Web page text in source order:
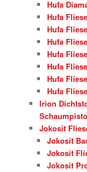
Hufa
Hufa
Hufa
Hufa
Hufa
Hufa
Hufa
Hufa
Irion
Jokosit
Jokosit
Jokosit
Jokosit